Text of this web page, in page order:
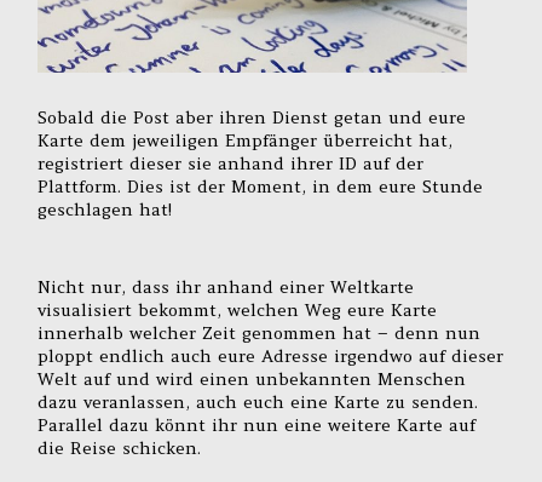
Sobald die Post aber ihren Dienst getan und eure
Karte dem jeweiligen Empfänger überreicht hat,
registriert dieser sie anhand ihrer ID auf der
Plattform. Dies ist der Moment, in dem eure Stunde
geschlagen hat!
Nicht nur, dass ihr anhand einer Weltkarte
visualisiert bekommt, welchen Weg eure Karte
innerhalb welcher Zeit genommen hat – denn nun
ploppt endlich auch eure Adresse irgendwo auf dieser
Welt auf und wird einen unbekannten Menschen
dazu veranlassen, auch euch eine Karte zu senden.
Parallel dazu könnt ihr nun eine weitere Karte auf
die Reise schicken.